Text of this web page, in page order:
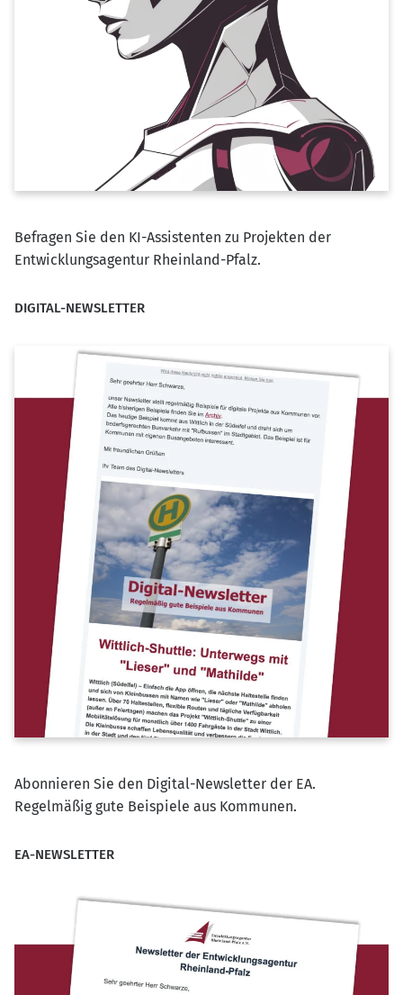
Befragen Sie den KI-Assistenten zu Projekten der
Entwicklungsagentur Rheinland-Pfalz.
DIGITAL-NEWSLETTER
Abonnieren Sie den Digital-Newsletter der EA.
Regelmäßig gute Beispiele aus Kommunen.
EA-NEWSLETTER